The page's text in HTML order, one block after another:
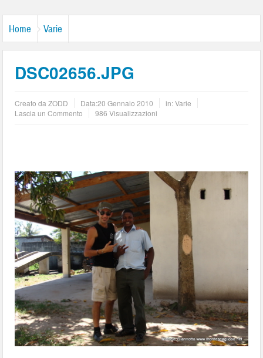
Home Varie
DSC02656.JPG
Creato daZODD Data:20 Gennaio 2010 in:Varie
Lascia un Commento
986 Visualizzazioni